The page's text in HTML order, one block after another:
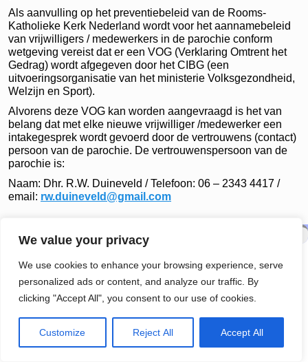
We value your privacy
We use cookies to enhance your browsing experience, serve
personalized ads or content, and analyze our traffic. By
clicking "Accept All", you consent to our use of cookies.
Customize Reject All Accept All
Als aanvulling op het preventiebeleid van de Rooms-
Katholieke Kerk Nederland wordt voor het aannamebeleid
van vrijwilligers / medewerkers in de parochie conform
wetgeving vereist dat er een VOG (Verklaring Omtrent het
Gedrag) wordt afgegeven door het CIBG (een
uitvoeringsorganisatie van het ministerie Volksgezondheid,
Welzijn en Sport).
Alvorens deze VOG kan worden aangevraagd is het van
belang dat met elke nieuwe vrijwilliger /medewerker een
intakegesprek wordt gevoerd door de vertrouwens (contact)
persoon van de parochie. De vertrouwenspersoon van de
parochie is:
Naam: Dhr. R.W. Duineveld / Telefoon: 06 – 2343 4417 /
email: rw.duineveld@gmail.com
R.K. Parochie H. Maria Sterre der Zee